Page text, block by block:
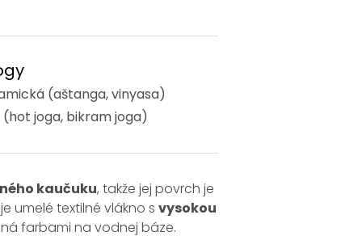
(aštanga, vinyasa)
(hot joga, bikram joga)
kaučuku, takže jej povrch je
umelé textilné vlákno s vysokou
farbami na vodnej báze.